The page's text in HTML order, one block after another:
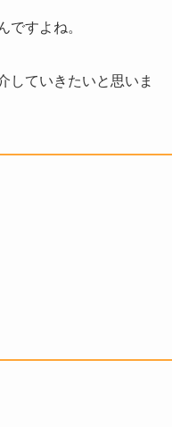
すよね。
していきたいと思いま